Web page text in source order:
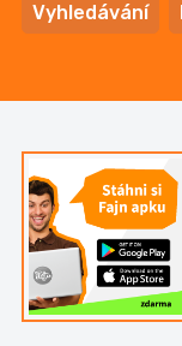
Vyhledávání